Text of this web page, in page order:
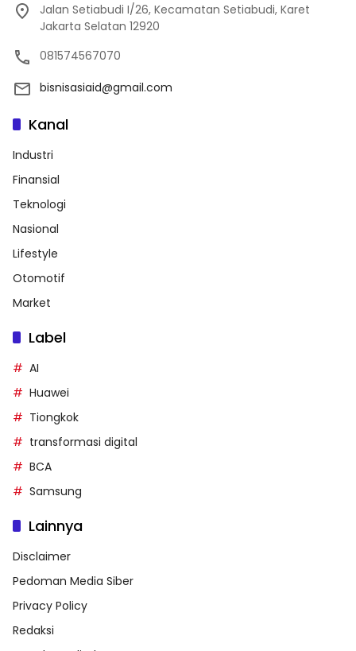
Jalan Setiabudi I/26, Kecamatan Setiabudi, Karet
Jakarta Selatan 12920
081574567070
bisnisasiaid@gmail.com
Kanal
Industri
Finansial
Teknologi
Nasional
Lifestyle
Otomotif
Market
Label
AI
Huawei
Tiongkok
transformasi digital
BCA
Samsung
Lainnya
Disclaimer
Pedoman Media Siber
Privacy Policy
Redaksi